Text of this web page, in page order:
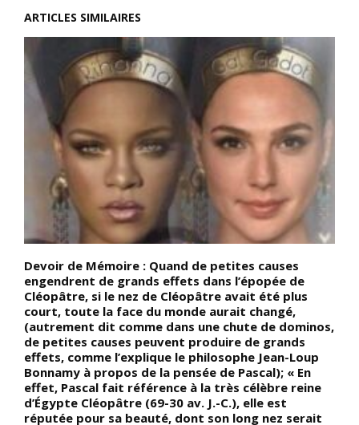
ARTICLES SIMILAIRES
Devoir de Mémoire : Quand de petites causes
engendrent de grands effets dans l’épopée de
Cléopâtre, si le nez de Cléopâtre avait été plus
court, toute la face du monde aurait changé,
(autrement dit comme dans une chute de dominos,
de petites causes peuvent produire de grands
effets, comme l’explique le philosophe Jean-Loup
Bonnamy à propos de la pensée de Pascal); « En
effet, Pascal fait référence à la très célèbre reine
d’Égypte Cléopâtre (69-30 av. J.-C.), elle est
réputée pour sa beauté, dont son long nez serait